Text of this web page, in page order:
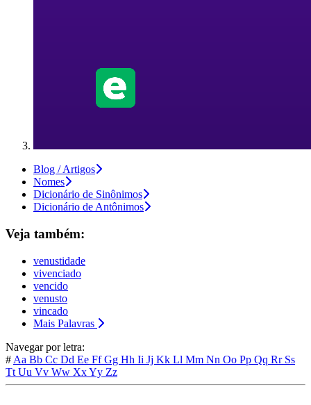
Blog / Artigos
Nomes
Dicionário de Sinônimos
Dicionário de Antônimos
Veja também:
venustidade
vivenciado
vencido
venusto
vincado
Mais Palavras
Navegar por letra:
# Aa Bb Cc Dd Ee FfGg Hh Ii Jj Kk Ll Mm Nn Oo Pp Qq Rr Ss
Tt Uu Vv Ww XxYy Zz